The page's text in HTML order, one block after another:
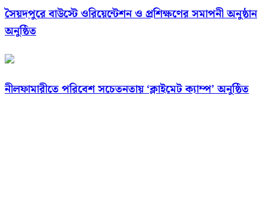
সৈয়দপুরে বাউস্টে ওরিয়েন্টেশন ও প্রশিক্ষণের সমাপনী অনুষ্ঠান
অনুষ্ঠিত
নীলফামারীতে পরিবেশ সচেতনতায় ‘ক্লাইমেট ক্যাম্প’ অনুষ্ঠিত